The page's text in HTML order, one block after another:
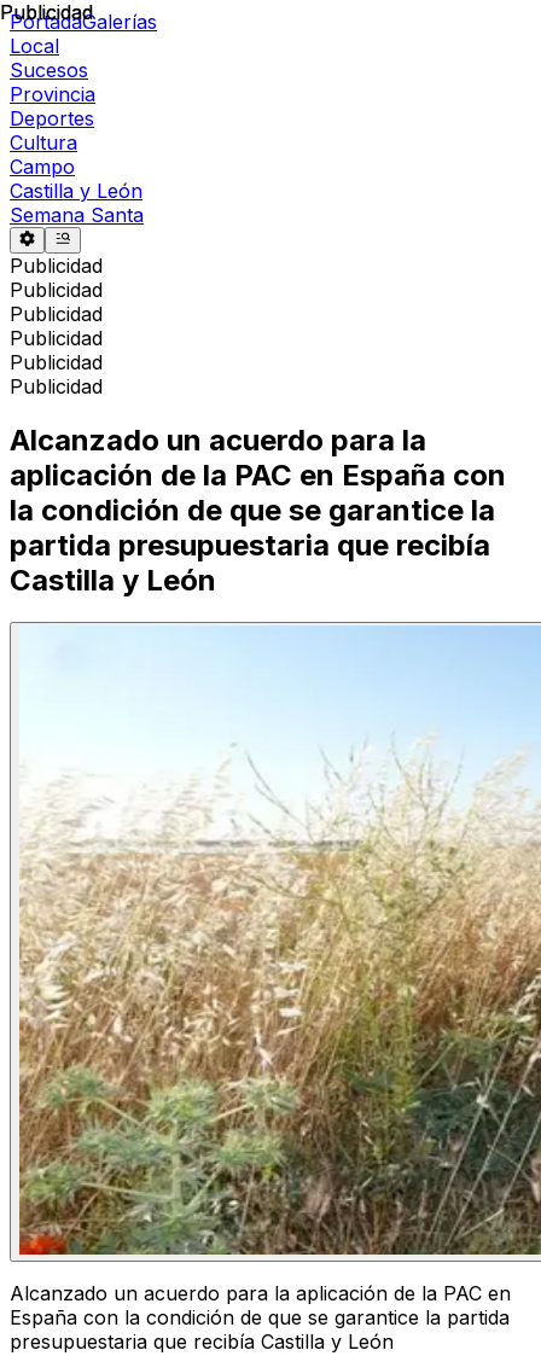
PortadaGalerías
Local
Sucesos
Provincia
Deportes
Cultura
Campo
Castilla y León
Semana Santa
Publicidad
Publicidad
Publicidad
Publicidad
Publicidad
Publicidad
Publicidad
Alcanzado un acuerdo para la
aplicación de la PAC en España con
la condición de que se garantice la
partida presupuestaria que recibía
Castilla y León
Alcanzado un acuerdo para la aplicación de la PAC en
España con la condición de que se garantice la partida
presupuestaria que recibía Castilla y León
Publicidad